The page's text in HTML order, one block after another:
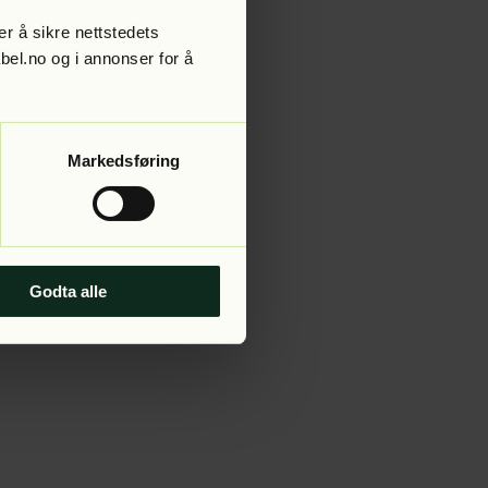
å sikre nettstedets
og i annonser for å
Markedsføring
Godta alle